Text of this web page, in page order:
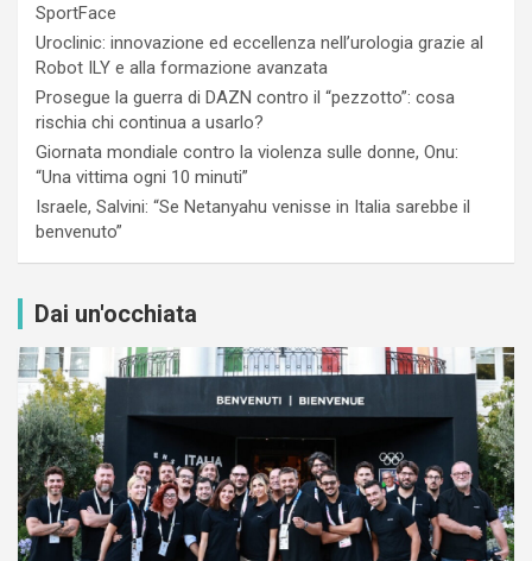
SportFace
Uroclinic: innovazione ed eccellenza nell’urologia grazie al
Robot ILY e alla formazione avanzata
Prosegue la guerra di DAZN contro il “pezzotto”: cosa
rischia chi continua a usarlo?
Giornata mondiale contro la violenza sulle donne, Onu:
“Una vittima ogni 10 minuti”
Israele, Salvini: “Se Netanyahu venisse in Italia sarebbe il
benvenuto”
Dai un'occhiata